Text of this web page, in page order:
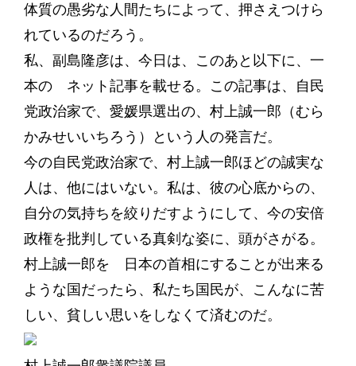
体質の愚劣な人間たちによって、押さえつけら
れているのだろう。
私、副島隆彦は、今日は、このあと以下に、一
本の ネット記事を載せる。この記事は、自民
党政治家で、愛媛県選出の、村上誠一郎（むら
かみせいいちろう）という人の発言だ。
今の自民党政治家で、村上誠一郎ほどの誠実な
人は、他にはいない。私は、彼の心底からの、
自分の気持ちを絞りだすようにして、今の安倍
政権を批判している真剣な姿に、頭がさがる。
村上誠一郎を 日本の首相にすることが出来る
ような国だったら、私たち国民が、こんなに苦
しい、貧しい思いをしなくて済むのだ。